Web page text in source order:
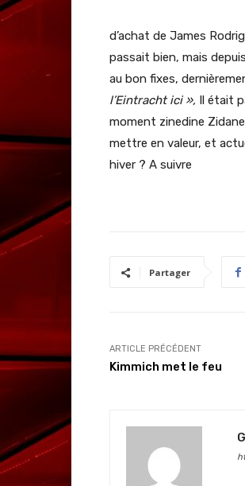
d’achat de James
passait bien, mais
au bon fixes,
l’Eintracht ici », Il était
moment zinedine
mettre en valeur, et
hiver ? A suivre
Partager
ARTICLE PRÉCÉDENT
Kimmich met le feu